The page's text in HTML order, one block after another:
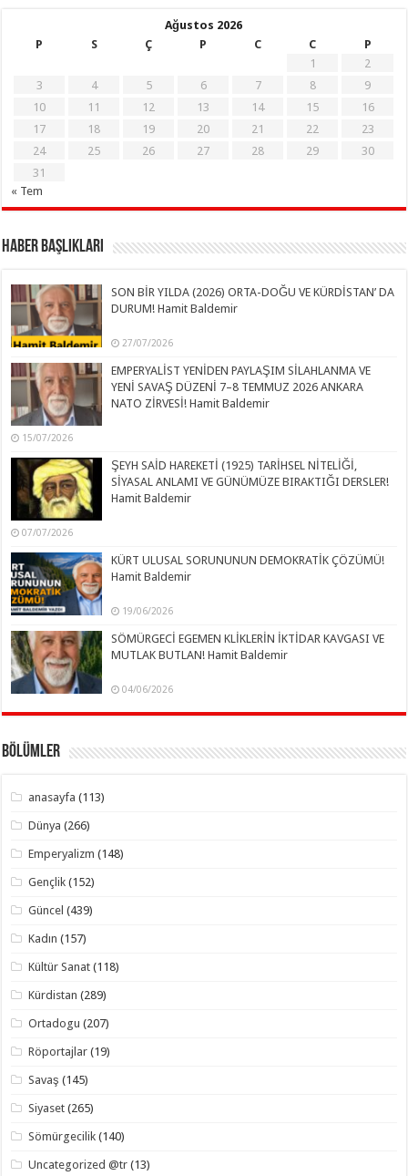
Ağustos 2026
P
S Ç P C C
P
1
2
3
4 5 6 7 8
9
10
11 12 13 14 15
16
17
18 19 20 21 22
23
24
25 26 27 28 29
30
31
« Tem
Haber Başlıkları
SON BİR YILDA (2026) ORTA-DOĞU VE KÜRDİSTAN’ DA
DURUM! Hamit Baldemir
27/07/2026
EMPERYALİST YENİDEN PAYLAŞIM SİLAHLANMA VE
YENİ SAVAŞ DÜZENİ 7–8 TEMMUZ 2026 ANKARA
NATO ZİRVESİ! Hamit Baldemir
15/07/2026
ŞEYH SAİD HAREKETİ (1925) TARİHSEL NİTELİĞİ,
SİYASAL ANLAMI VE GÜNÜMÜZE BIRAKTIĞI DERSLER!
Hamit Baldemir
07/07/2026
KÜRT ULUSAL SORUNUNUN DEMOKRATİK ÇÖZÜMÜ!
Hamit Baldemir
19/06/2026
SÖMÜRGECİ EGEMEN KLİKLERİN İKTİDAR KAVGASI VE
MUTLAK BUTLAN! Hamit Baldemir
04/06/2026
Bölümler
anasayfa (113)
Dünya (266)
Emperyalizm (148)
Gençlik (152)
Güncel (439)
Kadın (157)
Kültür Sanat (118)
Kürdistan (289)
Ortadogu (207)
Röportajlar (19)
Savaş (145)
Siyaset (265)
Sömürgecilik (140)
Uncategorized @tr (13)